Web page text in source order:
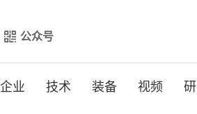
公众号
企业 技术 装备 视频